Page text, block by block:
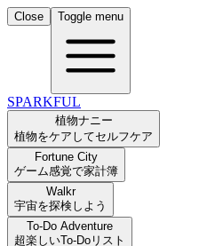
Close Toggle menu
SPARKFUL
植物ナニー
植物をケアしてセルフケア
Fortune City
ゲーム感覚で家計簿
Walkr
宇宙を探検しよう
To-Do Adventure
超楽しいTo-Doリスト